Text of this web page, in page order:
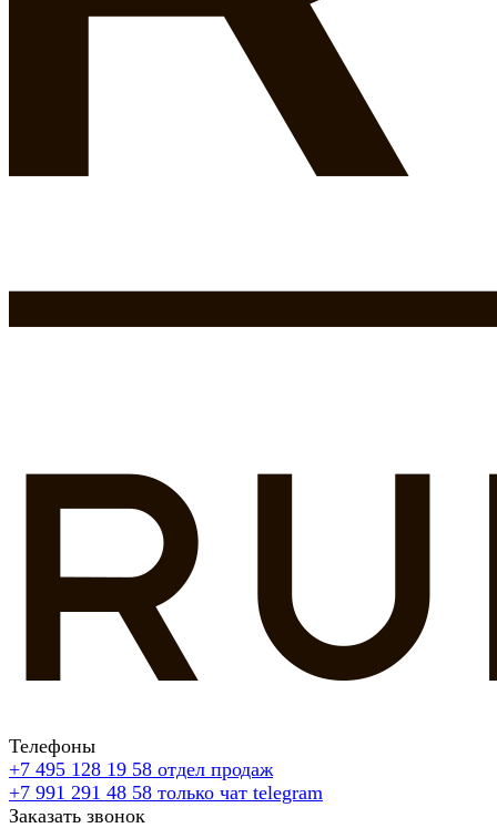
Телефоны
+7 495 128 19 58 отдел продаж
+7 991 291 48 58 только чат telegram
Заказать звонок